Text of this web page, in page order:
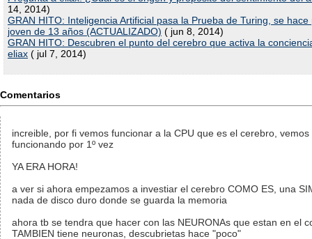
14, 2014)
GRAN HITO: Inteligencia Artificial pasa la Prueba de Turing, se hace
joven de 13 años (ACTUALIZADO) ( jun 8, 2014)
GRAN HITO: Descubren el punto del cerebro que activa la
eliax ( jul 7, 2014)
Comentarios
increible, por fi vemos funcionar a la CPU que es el cerebro, vemos
funcionando por 1º vez
YA ERA HORA!
a ver si ahora empezamos a investiar el cerebro COMO ES, una
nada de disco duro donde se guarda la memoria
ahora tb se tendra que hacer con las NEURONAs que estan en el
TAMBIEN tiene neuronas, descubrietas hace "poco"